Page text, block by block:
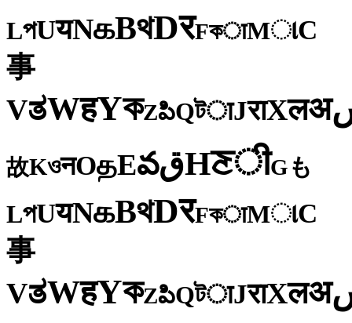
LপUयNகBথDरFকाMાC
事
VತWहYকZపిQটाJराXलअ
故KওनOதEవقHਣीGも
LপUयNகBথDरFকाMાC
事
VತWहYকZపిQটाJराXलअ